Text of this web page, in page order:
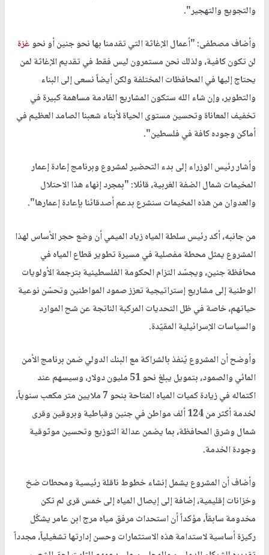
ضخ محلية وخزانات مياه.
وقال رئيس الوزراء في كلمته: "رسالتنا دائماً بأن شعبنا مصمم ليس فقط
على الصمود وإنما أيضاً على الإنجاز، ووجودنا اليوم هو دليل على صمود
هذا الشعب وعلى قبوله للتحدي الذي فرضته عليه ظروف سياسية في
هذه المنطقة، لكن شعبنا كما قلنا في كل مناسبة أنه متمسك بأرضه
وهويته مهما كانت الظروف والصعوبات وبالرغم من محاولات التهجير
والتجويع والتهجير".
وأضاف مصطفى: "أعمال الإغاثة التي تقدمنا بها نحو جنين أو نحو
لن تكون كافية، ولذلك نحن مستمرون ليس فقط في تقديم الإغاثة لمن
يحتاج إليها في المحافظات المختلفة ولكن أيضاً نسعى إلى البناء
تخفيف المعاناة وتحسين مستوى الحياة لأبناء شعبنا الصامد العظيم في
أماكن وجوده كافة في فلسطين".
وأشار رئيس الوزراء إلى بدء التحضير لمشروع وبرنامج إعادة إعمار
المخيمات شمال الضفة الغربية، قائلا: "بمجرد إنهاء هذا الاحتلال
والعدوان من هذه المخيمات سنشرع بدعم أصدقائنا بإعادة إعمارها".
من جانبه، أكد رئيس سلطة المياه زياد الميمي أن وضع حجر الأساس لهذا
المشروع يمثل محطة مفصلية في مسيرة تطوير قطاع المياه في
محافظة جنين، ويجسّد التزام الحكومة الفلسطينية بترجمة الأولويات
الوطنية إلى مشاريع إستراتيجية تعزز صمود المواطنين وتحسّن نوعية
حياتهم، خاصة في ظل التحديات المركبة الناتجة عن شح الموارد
والسياسات الإسرائيلية المقيّدة.
وأوضح أن المشروع يُنفذ بالشراكة مع البنك الدولي ضمن برنامج الأمن
المائي والصمود، بتمويل يبلغ نحو 51 مليون دولار، وسيسهم عند
اكتماله في زيادة كميات المياه المتاحة بنحو 7 ملايين متر مكعب سنوياً،
لخدمة أكثر من 124 ألف مواطن في جنين وقباطية وبروقين وقرى